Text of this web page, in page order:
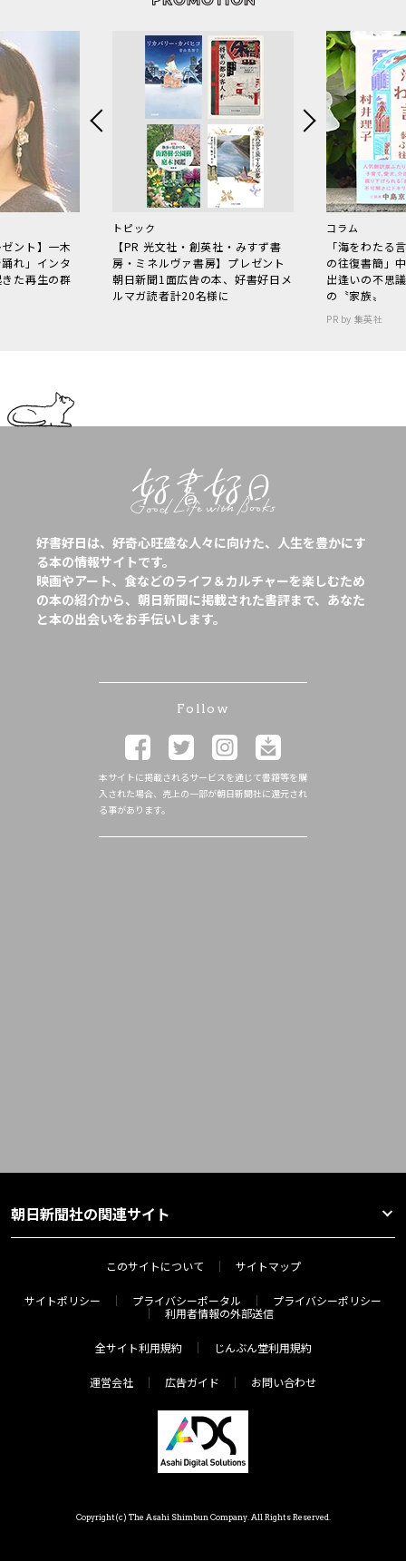
ント】一木
れ」インタ
た再生の群
トピック
【PR 光文社・創英社・みすず書
房・ミネルヴァ書房】プレゼント
朝日新聞1面広告の本、好書好日メ
ルマガ読者計20名様に
コラム
「海をわた
の往復書簡」
出逢いの不思
の〝家族〟
PR by 集英社
好書好日は、好奇心旺盛な人々に向けた、人生を豊かにす
る本の情報サイトです。
映画やアート、食などのライフ＆カルチャーを楽しむため
の本の紹介から、朝日新聞に掲載された書評まで、あなた
と本の出会いをお手伝いします。
Follow
本サイトに掲載されるサービスを通じて書籍等を購
入された場合、売上の一部が朝日新聞社に還元され
る事があります。
朝日新聞社の関連サイト
このサイトについて サイトマップ
サイトポリシー プライバシーポータル
プライバシーポリシー
利用者情報の外部送信
全サイト利用規約 じんぶん堂利用規約
運営会社 広告ガイド お問い合わせ
Copyright(c) The Asahi Shimbun Company. All Rights Reserved.